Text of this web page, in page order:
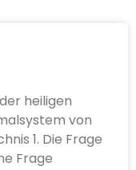
heiligen
von
1. Die Frage
Frage